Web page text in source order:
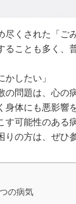
くされた「ご
ことも多く、
かしたい」
問題は、心の
体にも悪影響
可能性のある
りの方は、ぜ
の病気